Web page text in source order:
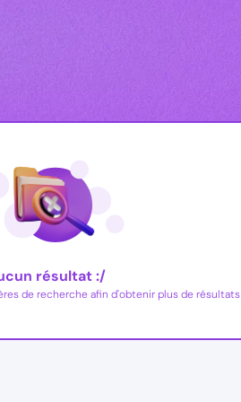
résultat :/
de recherche afin d'obtenir plus de résultats